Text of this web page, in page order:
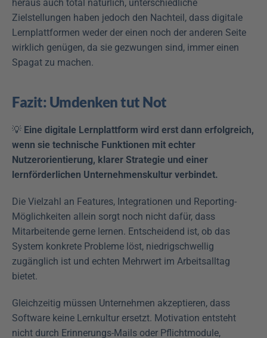
heraus auch total natürlich, unterschiedliche
Zielstellungen haben jedoch den Nachteil, dass digitale
Lernplattformen weder der einen noch der anderen Seite
wirklich genügen, da sie gezwungen sind, immer einen
Spagat zu machen.
Fazit: Umdenken tut Not
💡 Eine digitale Lernplattform wird erst dann erfolgreich,
wenn sie technische Funktionen mit echter
Nutzerorientierung, klarer Strategie und einer
lernförderlichen Unternehmenskultur verbindet.
Die Vielzahl an Features, Integrationen und Reporting-
Möglichkeiten allein sorgt noch nicht dafür, dass
Mitarbeitende gerne lernen. Entscheidend ist, ob das
System konkrete Probleme löst, niedrigschwellig
zugänglich ist und echten Mehrwert im Arbeitsalltag
bietet.
Gleichzeitig müssen Unternehmen akzeptieren, dass
Software keine Lernkultur ersetzt. Motivation entsteht
nicht durch Erinnerungs-Mails oder Pflichtmodule,